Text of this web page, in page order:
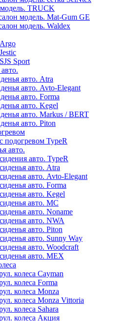
TRUCK
модель. Mat-Gum GE
модель. Waldex
Sport
авто. Atra
авто. Avto-Elegant
авто. Forma
авто. Kegel
авто. Markus / BERT
авто. Piton
подогревом TypeR
авто.
авто. TypeR
авто. Atra
авто. Avto-Elegant
авто. Forma
авто. Kegel
авто. MC
авто. Noname
авто. NWA
авто. Piton
авто. Sunny Way
авто. Woodcraft
авто. МЕХ
колеса Cayman
колеса Forma
колеса Monza
колеса Monza Vittoria
колеса Sahara
колеса Акция